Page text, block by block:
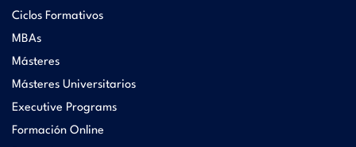
Ciclos Formativos
MBAs
Másteres
Másteres Universitarios
Executive Programs
Formación Online